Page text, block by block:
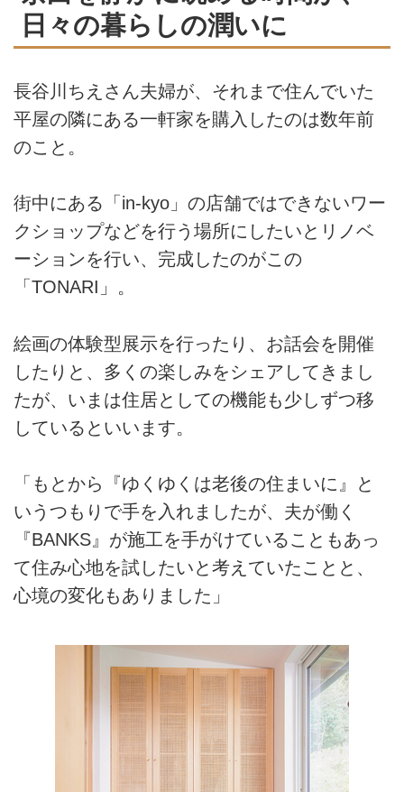
日々の暮らしの潤いに
長谷川ちえさん夫婦が、それまで住んでいた
平屋の隣にある一軒家を購入したのは数年前
のこと。
街中にある「in-kyo」の店舗ではできないワー
クショップなどを行う場所にしたいとリノベ
ーションを行い、完成したのがこの
「TONARI」。
絵画の体験型展示を行ったり、お話会を開催
したりと、多くの楽しみをシェアしてきまし
たが、いまは住居としての機能も少しずつ移
しているといいます。
「もとから『ゆくゆくは老後の住まいに』と
いうつもりで手を入れましたが、夫が働く
『BANKS』が施工を手がけていることもあっ
て住み心地を試したいと考えていたことと、
心境の変化もありました」